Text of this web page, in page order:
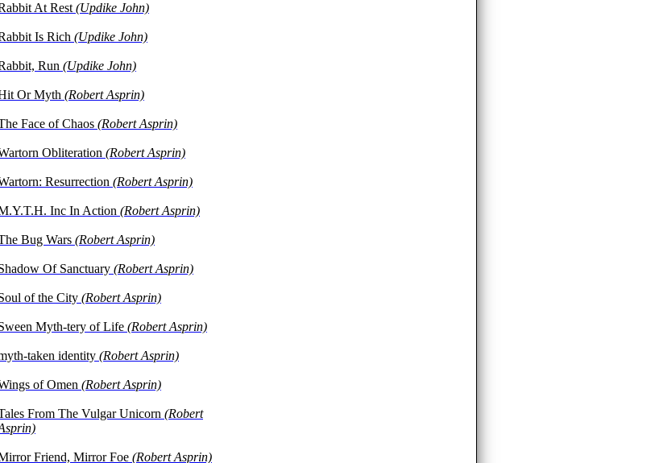
At Rest (Updike John)
Is Rich (Updike John)
Run (Updike John)
Or Myth (Robert Asprin)
Face of Chaos (Robert Asprin)
Obliteration (Robert Asprin)
Resurrection (Robert Asprin)
Inc In Action (Robert Asprin)
Bug Wars (Robert Asprin)
Of Sanctuary (Robert Asprin)
of the City (Robert Asprin)
Myth-tery of Life (Robert Asprin)
taken identity (Robert Asprin)
of Omen (Robert Asprin)
From The Vulgar Unicorn (Robert
Friend, Mirror Foe (Robert Asprin)